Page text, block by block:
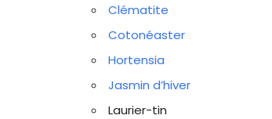
Clématite
Cotonéaster
Hortensia
Jasmin d’hiver
Laurier-tin